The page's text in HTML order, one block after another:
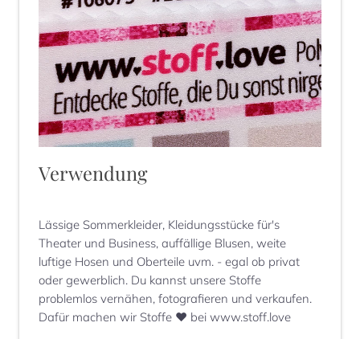
Verwendung
Lässige Sommerkleider, Kleidungsstücke für's
Theater und Business, auffällige Blusen, weite
luftige Hosen und Oberteile uvm. - egal ob privat
oder gewerblich. Du kannst unsere Stoffe
problemlos vernähen, fotografieren und verkaufen.
Dafür machen wir Stoffe ♥ bei www.stoff.love